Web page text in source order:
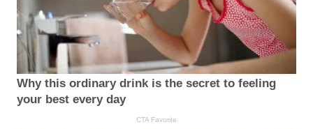
Why this ordinary drink is the secret to feeling
your best every day
CTA Favorite